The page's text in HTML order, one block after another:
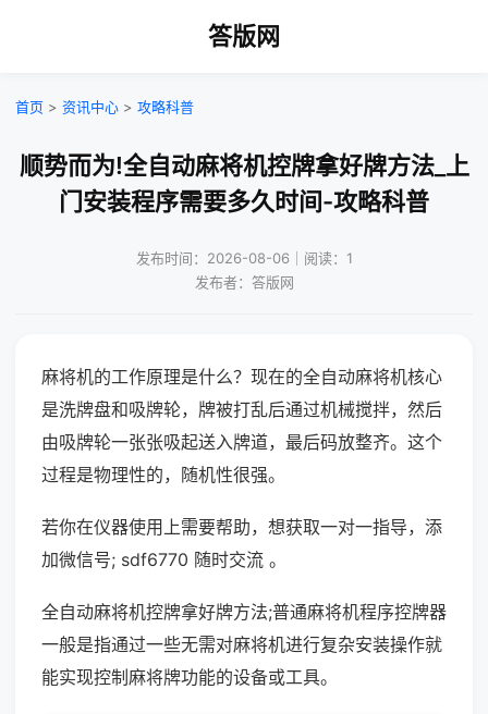
答版网
首页 > 资讯中心 > 攻略科普
顺势而为!全自动麻将机控牌拿好牌方法_上
门安装程序需要多久时间-攻略科普
发布时间：2026-08-06｜阅读：1
发布者：答版网
麻将机的工作原理是什么？现在的全自动麻将机核心
是洗牌盘和吸牌轮，牌被打乱后通过机械搅拌，然后
由吸牌轮一张张吸起送入牌道，最后码放整齐。这个
过程是物理性的，随机性很强。
若你在仪器使用上需要帮助，想获取一对一指导，添
加微信号; sdf6770 随时交流 。
全自动麻将机控牌拿好牌方法;普通麻将机程序控牌器
一般是指通过一些无需对麻将机进行复杂安装操作就
能实现控制麻将牌功能的设备或工具。